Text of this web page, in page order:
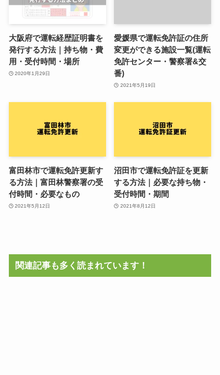
大阪府で運転経歴証明書を
発行する方法｜持ち物・費
用・受付時間・場所
2020年1月29日
愛媛県で運転免許証の住所
変更ができる施設一覧(運転
免許センター・警察署&交
番)
2021年5月19日
富田林市で運転免許更新す
る方法｜富田林警察署の受
付時間・必要なもの
2021年5月12日
沼田市で運転免許証を更新
する方法｜必要な持ち物・
受付時間・期間
2021年8月12日
関連記事も多く読まれています！